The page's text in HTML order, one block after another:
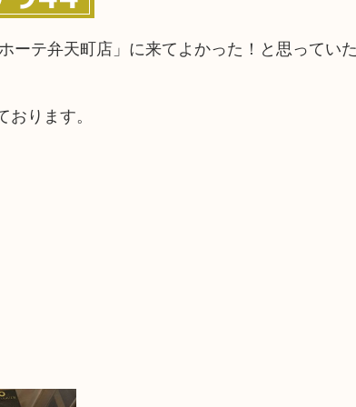
ーテ弁天町店」に来てよかった！と思ってい
ります。